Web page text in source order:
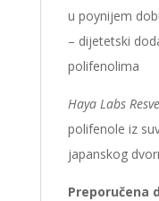
u poynijem
– dijetetski
polifenolima
Haya Labs
polifenole iz
japanskog
Preporučena